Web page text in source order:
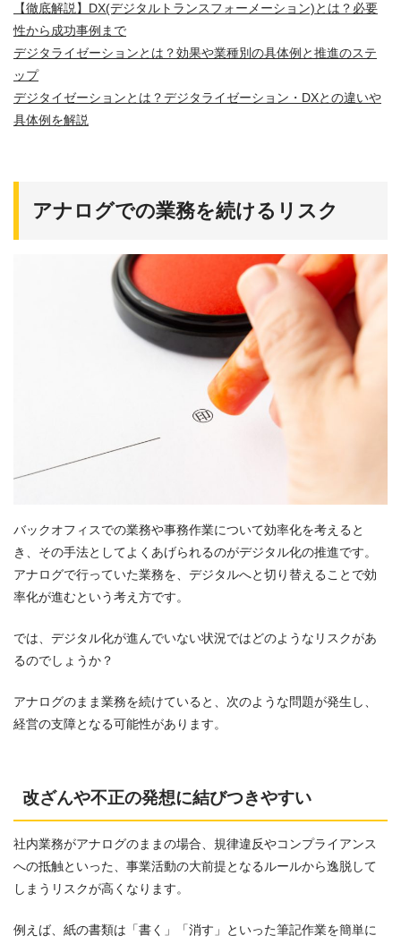
【徹底解説】DX(デジタルトランスフォーメーション)とは？必要
性から成功事例まで
デジタライゼーションとは？効果や業種別の具体例と推進のステ
ップ
デジタイゼーションとは？デジタライゼーション・DXとの違いや
具体例を解説
アナログでの業務を続けるリスク
バックオフィスでの業務や事務作業について効率化を考えると
き、その手法としてよくあげられるのがデジタル化の推進です。
アナログで行っていた業務を、デジタルへと切り替えることで効
率化が進むという考え方です。
では、デジタル化が進んでいない状況ではどのようなリスクがあ
るのでしょうか？
アナログのまま業務を続けていると、次のような問題が発生し、
経営の支障となる可能性があります。
改ざんや不正の発想に結びつきやすい
社内業務がアナログのままの場合、規律違反やコンプライアンス
への抵触といった、事業活動の大前提となるルールから逸脱して
しまうリスクが高くなります。
例えば、紙の書類は「書く」「消す」といった筆記作業を簡単に